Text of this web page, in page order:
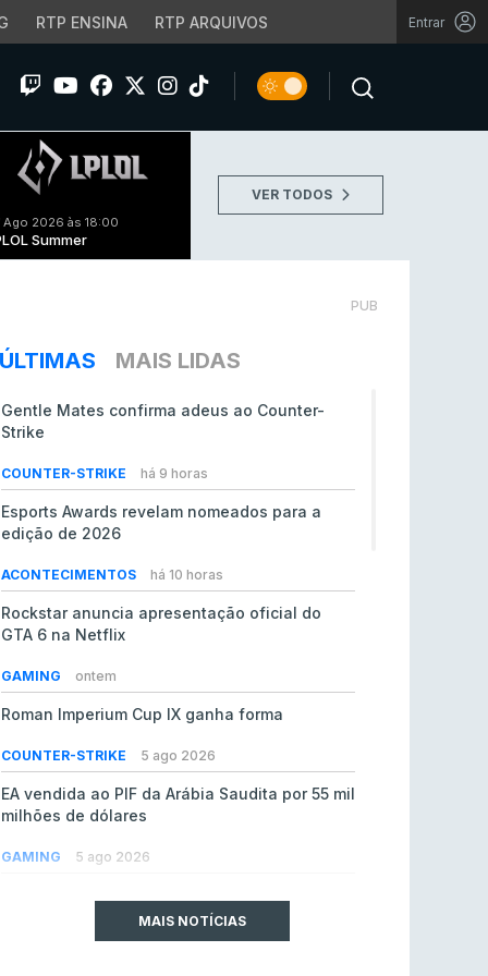
RTP ENSINA RTP ARQUIVOS Entrar
Ago 2026 às 18:00
Summer
VER TODOS
PUB
ÚLTIMAS MAIS LIDAS
Gentle Mates confirma adeus ao Counter-
Strike
COUNTER-STRIKE há 9 horas
Esports Awards revelam nomeados para a
edição de 2026
ACONTECIMENTOS há 10 horas
Rockstar anuncia apresentação oficial do
GTA 6 na Netflix
GAMING ontem
Roman Imperium Cup IX ganha forma
COUNTER-STRIKE 5 ago 2026
EA vendida ao PIF da Arábia Saudita por 55 mil
milhões de dólares
GAMING 5 ago 2026
MAIS NOTÍCIAS